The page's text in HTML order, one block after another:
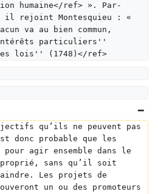
humaine</ref> ». Par-
il rejoint Montesquieu : «
va au bien commun,
particuliers''
lois'' (1748)</ref>
qu’ils ne peuvent pas
donc probable que les
pour agir ensemble dans le
sans qu’il soit
Les projets de
un ou des promoteurs